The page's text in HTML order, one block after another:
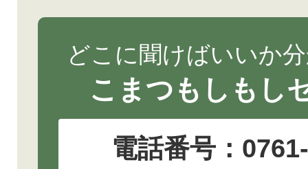
どこに聞けばいいか
こまつもしもし
電話番号：